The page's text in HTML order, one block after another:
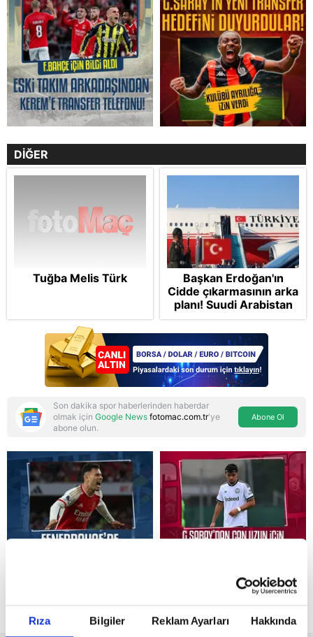
Rıza Bilgiler Reklam Ayarları Hakkında
Reddet
DİĞER
Tuğba Melis Türk
Başkan Erdoğan'ın
Cidde çıkarmasının arka
planı! Suudi Arabistan
ve Pakistan'la üçlü ortak
savunma anlaşması:
"Islamic NATO"
manşetleri
Son dakika spor haberlerinden haberdar
olmak için Google News fotomac.com.tr'ye
abone olun.
Abone Ol